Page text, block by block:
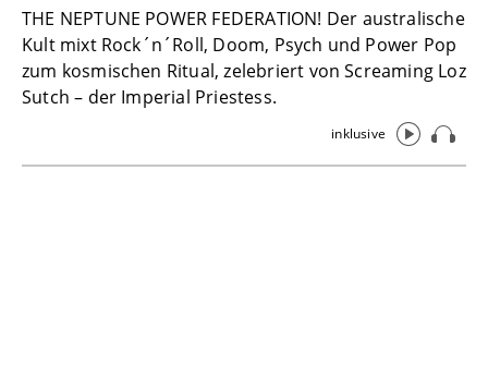
THE NEPTUNE POWER FEDERATION! Der australische
Kult mixt Rock´n´Roll, Doom, Psych und Power Pop
zum kosmischen Ritual, zelebriert von Screaming Loz
Sutch – der Imperial Priestess.
inklusive